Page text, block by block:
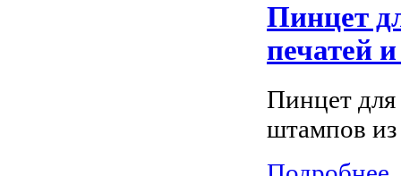
Пинцет
печатей
Пинцет для
штампов